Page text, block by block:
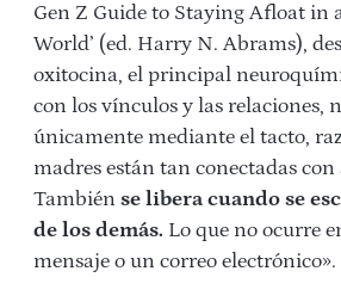
Gen Z Guide to Staying Afloat in
World’ (ed. Harry N. Abrams),
oxitocina, el principal
con los vínculos y las relaciones,
únicamente mediante el tacto,
madres están tan conectadas con
También se libera cuando se
de los demás. Lo que no ocurre
mensaje o un correo electrónico».